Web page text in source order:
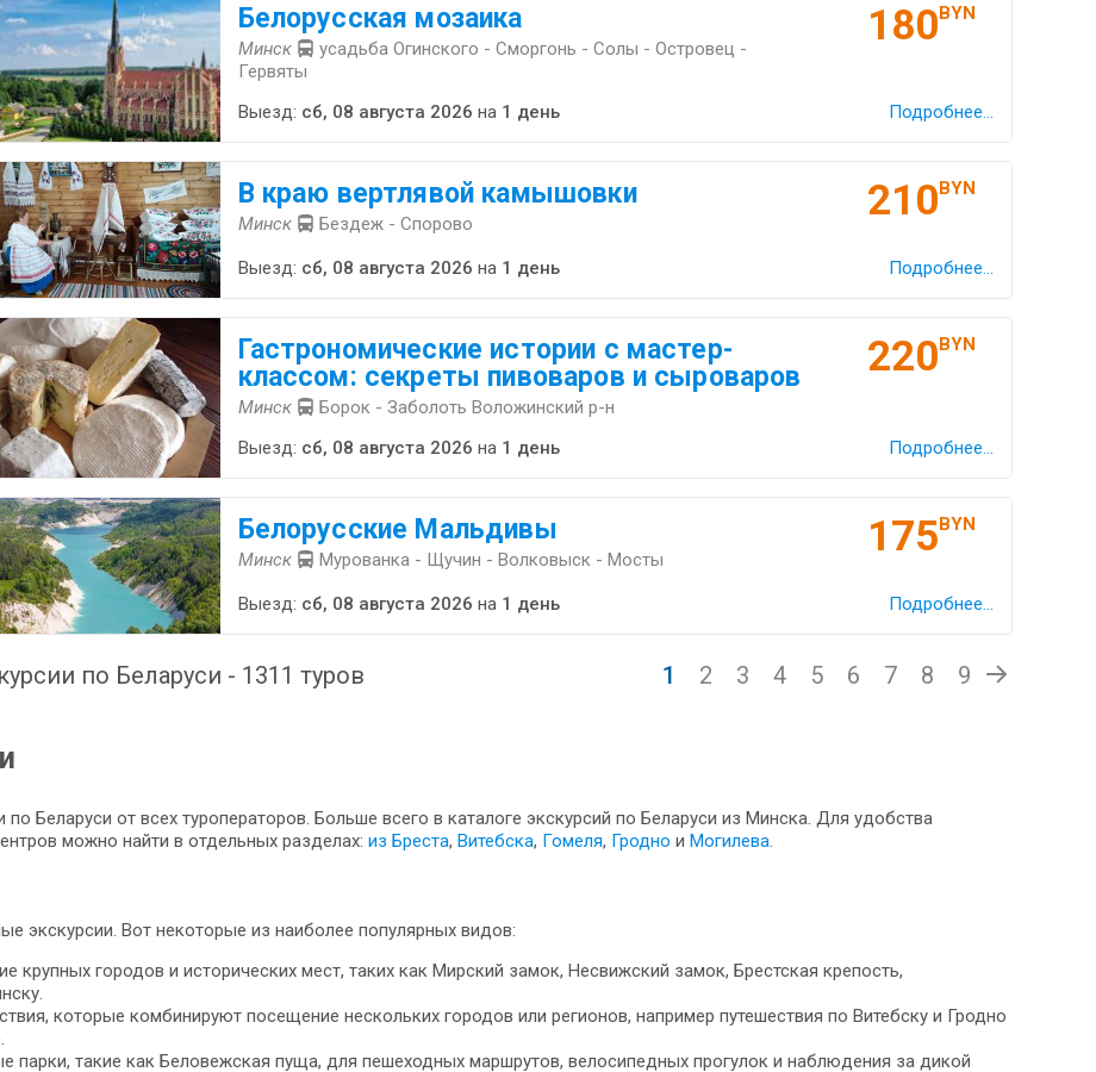
Белорусская мозаика
Минск
усадьба Огинского - Сморгонь - Солы - Островец -
Гервяты
180BYN
Выезд: сб, 08 августа 2026 на 1 день Подробнее...
В краю вертлявой камышовки
Минск Бездеж - Спорово 210BYN
Выезд: сб, 08 августа 2026 на 1 день Подробнее...
Гастрономические истории с мастер-
классом: секреты пивоваров и сыроваров
Минск Борок - Заболоть Воложинский р-н
220BYN
Выезд: сб, 08 августа 2026 на 1 день Подробнее...
Белорусские Мальдивы
Минск Мурованка - Щучин - Волковыск - Мосты 175BYN
Выезд: сб, 08 августа 2026 на 1 день Подробнее...
по Беларуси - 1311 туров 1 2 3 4 5 6 7 8 9
Беларуси от всех туроператоров. Больше всего в каталоге экскурсий по Беларуси из Минска. Для удобства
можно найти в отдельных разделах: из Бреста, Витебска, Гомеля, Гродно и Могилева.
экскурсии. Вот некоторые из наиболее популярных видов:
городов и исторических мест, таких как Мирский замок, Несвижский замок, Брестская крепость,
которые комбинируют посещение нескольких городов или регионов, например путешествия по Витебску и Гродно
парки, такие как Беловежская пуща, для пешеходных маршрутов, велосипедных прогулок и наблюдения за дикой